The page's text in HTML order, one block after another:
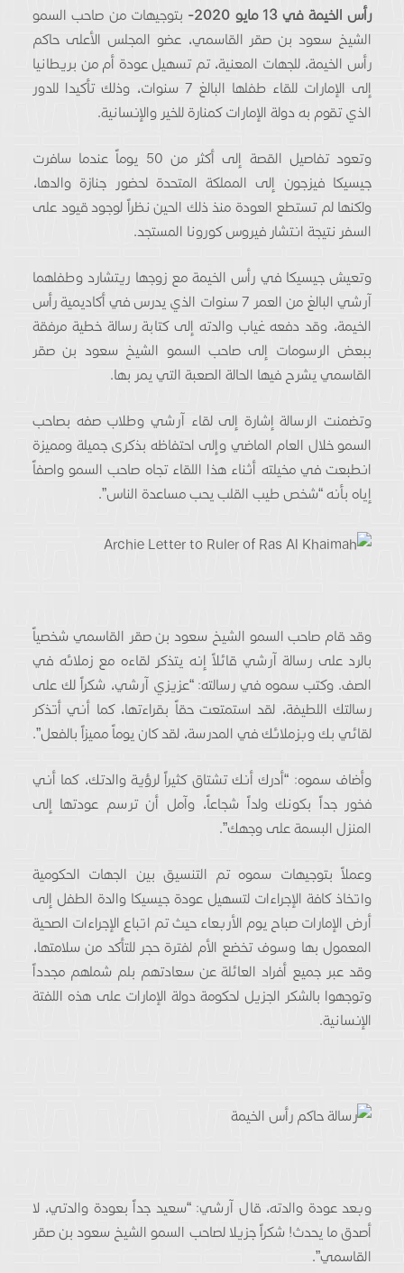
رأس الخيمة في 13 مايو 2020-
بتوجيهات من صاحب السمو
الشيخ سعود بن صقر القاسمي، عضو المجلس الأعلى حاكم
رأس الخيمة، للجهات المعنية، تم تسهيل عودة أم من بريطانيا
إلى الإمارات للقاء طفلها البالغ 7 سنوات، وذلك تأكيدا للدور
الذي تقوم به دولة الإمارات كمنارة للخير والإنسانية.
وتعود تفاصيل القصة إلى أكثر من 50 يوماً عندما سافرت
جيسيكا فيزجون إلى المملكة المتحدة لحضور جنازة والدها،
ولكنها لم تستطع العودة منذ ذلك الحين نظراً لوجود قيود على
السفر نتيجة انتشار فيروس كورونا المستجد.
وتعيش جيسيكا في رأس الخيمة مع زوجها ريتشارد وطفلهما
آرشي البالغ من العمر 7 سنوات الذي يدرس في أكاديمية رأس
الخيمة، وقد دفعه غياب والدته إلى كتابة رسالة خطية مرفقة
ببعض الرسومات إلى صاحب السمو الشيخ سعود بن صقر
القاسمي يشرح فيها الحالة الصعبة التي يمر بها.
وتضمنت الرسالة إشارة إلى لقاء آرشي وطلاب صفه بصاحب
السمو خلال العام الماضي وإلى احتفاظه بذكرى جميلة ومميزة
انطبعت في مخيلته أثناء هذا اللقاء تجاه صاحب السمو واصفاً
إياه بأنه “شخص طيب القلب يحب مساعدة الناس”.
وقد قام صاحب السمو الشيخ سعود بن صقر القاسمي شخصياً
بالرد على رسالة آرشي قائلاً إنه يتذكر لقاءه مع زملائه في
الصف. وكتب سموه في رسالته: “عزيزي آرشي، شكراً لك على
رسالتك اللطيفة، لقد استمتعت حقاً بقراءتها، كما أني أتذكر
لقائي بك وبزملائك في المدرسة، لقد كان يوماً مميزاً بالفعل”.
وأضاف سموه: “أدرك أنك تشتاق كثيراً لرؤية والدتك، كما أني
فخور جداً بكونك ولداً شجاعاً، وآمل أن ترسم عودتها إلى
المنزل البسمة على وجهك”.
وعملاً بتوجيهات سموه تم التنسيق بين الجهات الحكومية
واتخاذ كافة الإجراءات لتسهيل عودة جيسيكا والدة الطفل إلى
أرض الإمارات صباح يوم الأربعاء حيث تم اتباع الإجراءات الصحية
المعمول بها وسوف تخضع الأم لفترة حجر للتأكد من سلامتها،
وقد عبر جميع أفراد العائلة عن سعادتهم بلم شملهم مجدداً
وتوجهوا بالشكر الجزيل لحكومة دولة الإمارات على هذه اللفتة
الإنسانية.
وبعد عودة والدته، قال آرشي: “سعيد جداً بعودة والدتي، لا
أصدق ما يحدث! شكراً جزيلا لصاحب السمو الشيخ سعود بن صقر
القاسمي”.